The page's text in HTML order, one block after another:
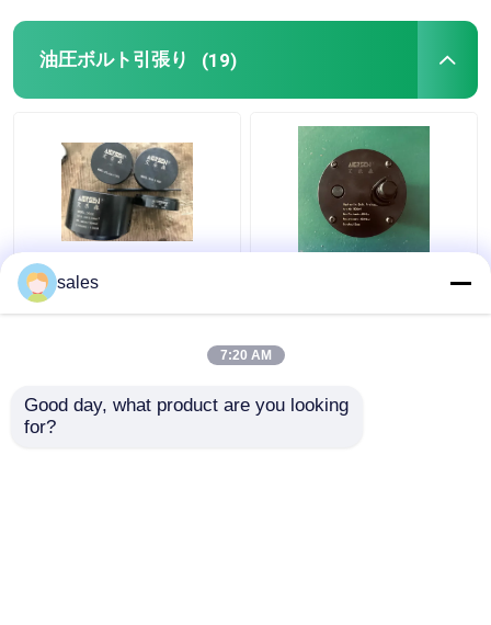
空気のトルク レンチ
フランジの分離器用具
油圧部品
2つの打撃のディーゼル機関の部品
油圧ボルト引張り (19)
ターボ680KN油圧ボル
ト引張りにシリンダー
ジャック ピストン棒の
伸張器M36x4
sales
7:20 AM
Good day, what product are you looking
for?